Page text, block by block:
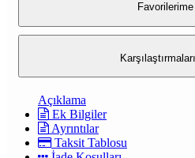
Açıklama
Ek Bilgiler
Ayrıntılar
Taksit Tablosu